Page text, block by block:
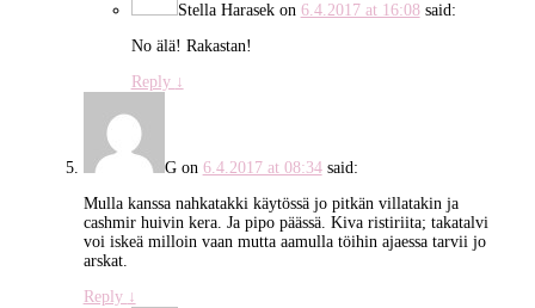
Stella Harasekon 6.4.2017 at 16:08 said:
No älä! Rakastan!
Reply ↓
Gon 6.4.2017 at 08:34 said:
Mulla kanssa nahkatakki käytössä jo pitkän villatakin ja
cashmir huivin kera. Ja pipo päässä. Kiva ristiriita; takatalvi
voi iskeä milloin vaan mutta aamulla töihin ajaessa tarvii jo
arskat.
Reply ↓